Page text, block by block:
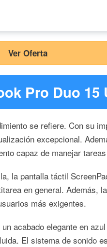
Ver Oferta
Pro Duo 15
se refiere. Con su
excepcional.
capaz de manejar
la pantalla táctil
en general. Además,
más exigentes.
acabado elegante en
El sistema de sonido